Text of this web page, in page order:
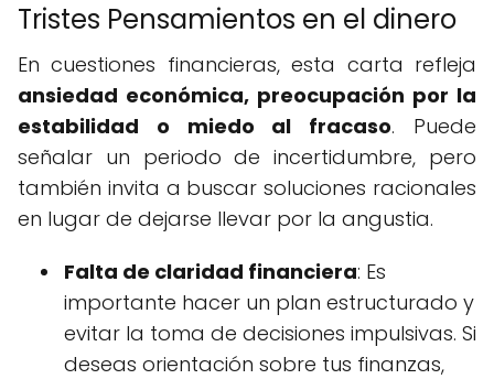
Tristes Pensamientos en el dinero
En cuestiones financieras, esta carta refleja
ansiedad económica, preocupación por la
estabilidad o miedo al fracaso. Puede
señalar un periodo de incertidumbre, pero
también invita a buscar soluciones racionales
en lugar de dejarse llevar por la angustia.
Falta de claridad financiera: Es
importante hacer un plan estructurado y
evitar la toma de decisiones impulsivas. Si
deseas orientación sobre tus finanzas,